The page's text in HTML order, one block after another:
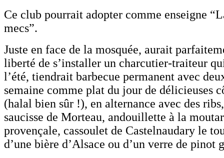
Ce club pourrait adopter comme enseigne
mecs”.
Juste en face de la mosquée, aurait
liberté de s’installer un charcutier-traiteur
l’été, tiendrait barbecue permanent avec
semaine comme plat du jour de délicieuses
(halal bien sûr !), en alternance avec des
saucisse de Morteau, andouillette à la
provençale, cassoulet de Castelnaudary le
d’une bière d’Alsace ou d’un verre de pinot